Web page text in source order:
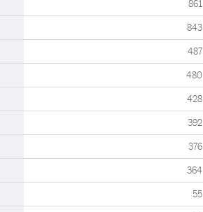
861
843
487
480
428
392
376
364
55